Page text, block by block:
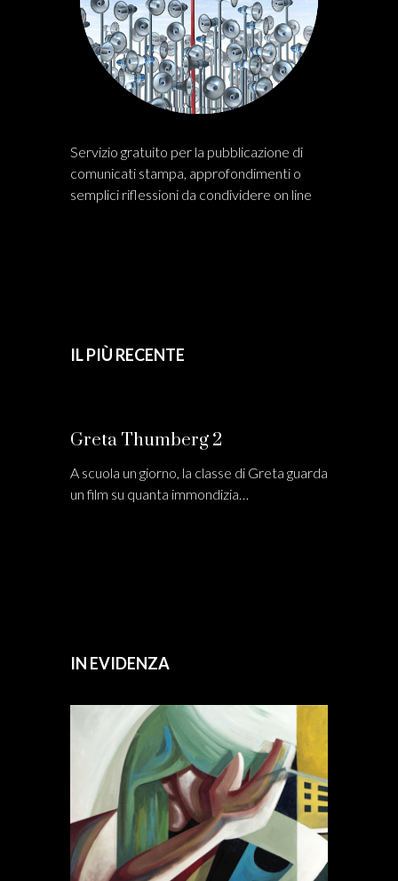
Servizio gratuito per la pubblicazione di
comunicati stampa, approfondimenti o
semplici riflessioni da condividere on line
IL PIÙ RECENTE
Greta Thumberg 2
A scuola un giorno, la classe di Greta guarda
un film su quanta immondizia…
IN EVIDENZA